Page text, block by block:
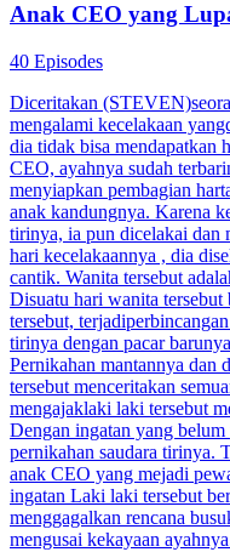
Anak CEO yang
40 Episodes
Diceritakan
mengalami kecelakaan
dia tidak bisa mendapatkan
CEO, ayahnya sudah
menyiapkan pembagian
anak kandungnya. Karena
tirinya, ia pun dicelakai dan
hari kecelakaannya , dia
cantik. Wanita tersebut
Disuatu hari wanita
tersebut,
tirinya dengan pacar
Pernikahan mantannya dan
tersebut menceritakan
mengajaklaki laki tersebut
Dengan ingatan yang
pernikahan saudara tirinya.
anak CEO yang mejadi
ingatan Laki laki tersebut
menggagalkan rencana
mengusai kekayaan